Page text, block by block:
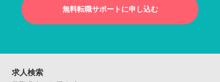
無料転職サポートに申し込む
求人検索